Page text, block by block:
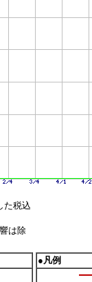
た税込
は除
●凡例